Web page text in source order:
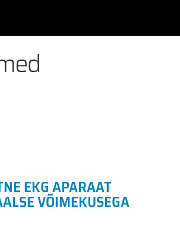
EKG APARAAT
VÕIMEKUSEGA